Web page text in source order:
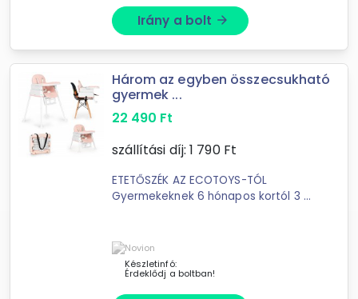
Irány a bolt arrow_forward
Három az egyben összecsukható
gyermek ...
22 490 Ft
szállítási díj: 1 790Ft
ETETŐSZÉK AZ ECOTOYS-TÓL
Gyermekeknek 6 hónapos kortól 3 az
Készletinfó:
Érdeklődj a boltban!